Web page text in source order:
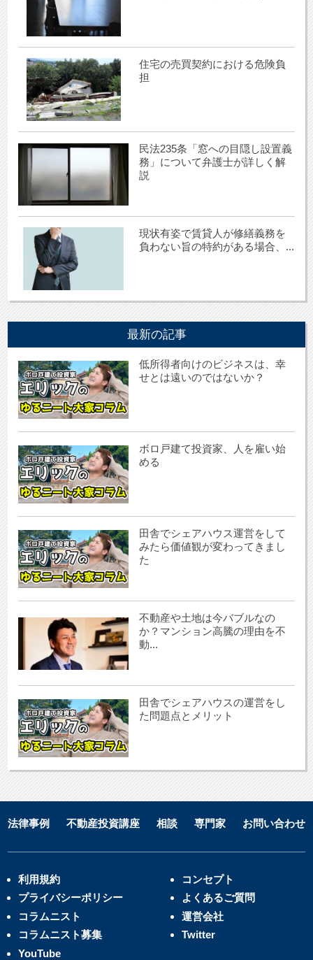
住宅の売買契約における危険負
担
民法235条「窓への目隠し設置義
務」について弁護士が詳しく解
説
現状有姿で賃貸人が修繕義務を
負わない旨の特約がある場合、...
最新の記事
低所得者向けのビジネスは、幸
せとは遠いのではないか？
ボロ戸建て投資家、人を雇い始
める
田舎でシェアハウス運営をして
みたら価値観が変わってきまし
た
不動産や土地は今バブルなの
か？マンション高騰の理由を不
動...
田舎でシェアハウスの運営をし
た問題点とメリット
法律事例 不動産投資講座 相談 専門家 お問い合わせ
利用規約
プライバシーポリシー
コンセプト
よくあるご質問
コラムニスト
コラムニスト募集
運営会社
Twitter
YouTube